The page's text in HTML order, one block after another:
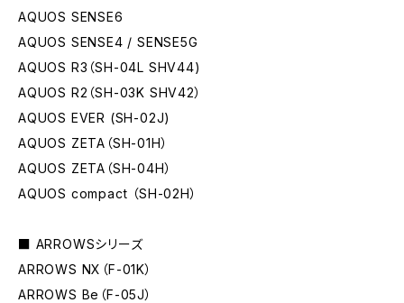
AQUOS SENSE6
AQUOS SENSE4 / SENSE5G
AQUOS R3（SH-04L SHV44)
AQUOS R2（SH-03K SHV42）
AQUOS EVER (SH-02J)
AQUOS ZETA（SH-01H）
AQUOS ZETA（SH-04H）
AQUOS compact （SH-02H）
■ ARROWSシリーズ
ARROWS NX（F-01K）
ARROWS Be（F-05J）